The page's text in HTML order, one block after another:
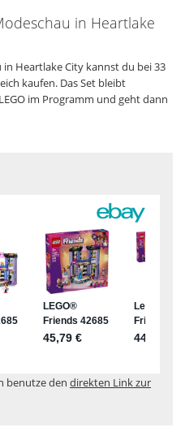
in Heartlake
in Heartlake City kannst du bei 33
kaufen. Das Set bleibt
im Programm und geht dann
benutze den direkten Link zur